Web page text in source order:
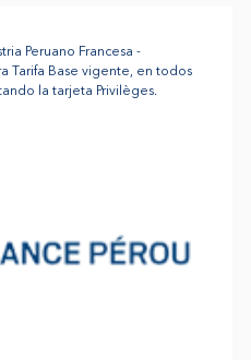
Peruano Francesa -
Tarifa Base vigente, en todos
la tarjeta Privilèges.